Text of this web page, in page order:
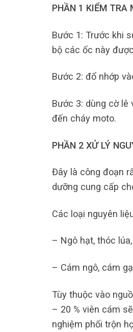
PHẦN 1 KIỂM TRA
Bước 1: Trước khi
bộ các ốc này
Bước 2: đổ nhớp
Bước 3: dùng cờ lê
đến cháy moto.
PHẦN 2 XỬ LÝ
Đây là công đoạn
dưỡng cung cấp
Các loại nguyên
– Ngô hạt, thóc
– Cám ngô, cám
Tùy thuộc vào
– 20 % viên cám
nghiệm phối trộn